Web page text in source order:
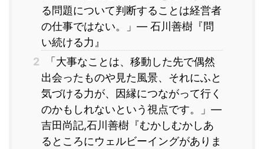
る問題について判断することは経営者
の仕事ではない。」― 石川善樹『問
い続ける力』
2
「大事なことは、移動した先で偶然
出会ったものや見た風景、それにふと
気づける力が、因縁につながって行く
のかもしれないという視点です。」―
吉田尚記,石川善樹『むかしむかしあ
るところにウェルビーイングがありま